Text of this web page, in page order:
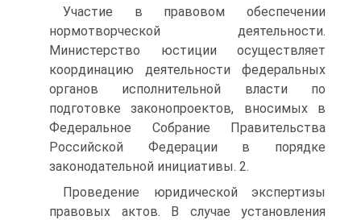
Участие в правовом обеспечении
нормотворческой деятельности.
Министерство юстиции осуществляет
координацию деятельности федеральных
органов исполнительной власти по
подготовке законопроектов, вносимых в
Федеральное Собрание Правительства
Российской Федерации в порядке
законодательной инициативы. 2.
Проведение юридической экспертизы
правовых актов. В случае установления